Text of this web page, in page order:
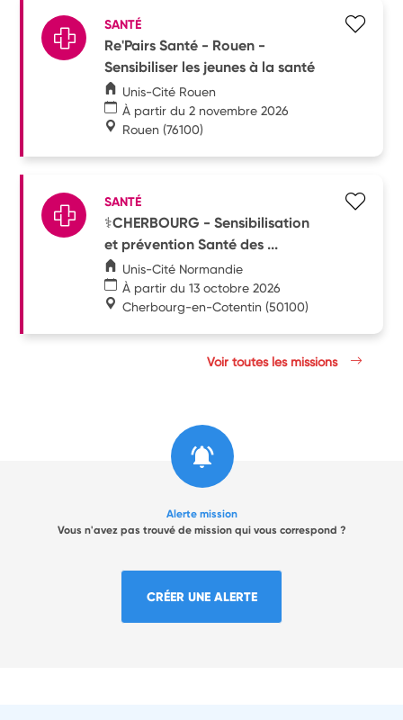
SANTÉ
Re'Pairs Santé - Rouen -
Sensibiliser les jeunes à la santé
Unis-Cité Rouen
À partir du 2 novembre 2026
Rouen (76100)
SANTÉ
⚕️CHERBOURG - Sensibilisation
et prévention Santé des ...
Unis-Cité Normandie
À partir du 13 octobre 2026
Cherbourg-en-Cotentin (50100)
Voir toutes les missions
Alerte mission
Vous n'avez pas trouvé de mission qui vous correspond ?
CRÉER UNE ALERTE